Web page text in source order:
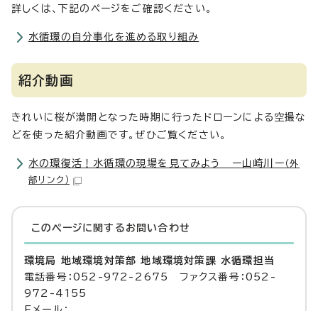
詳しくは、下記のページをご確認ください。
水循環の自分事化を進める取り組み
紹介動画
きれいに桜が満開となった時期に行ったドローンによる空撮な
どを使った紹介動画です。ぜひご覧ください。
水の環復活！水循環の現場を見てみよう ー山崎川ー （外
部リンク）
このページに関する お問い合わせ
環境局 地域環境対策部 地域環境対策課 水循環担当
電話番号：052-972-2675 ファクス番号：052-
972-4155